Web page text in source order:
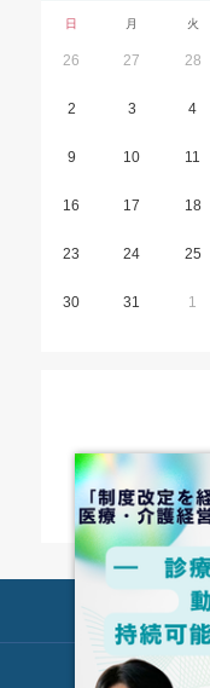
日 月 火
26 27 28
2 3 4
9 10 11
16 17 18
23 24 25
30 31 1